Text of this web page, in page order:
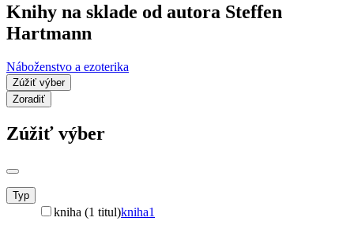
Knihy na sklade od autora Steffen
Hartmann
Náboženstvo a ezoterika
Zúžiť výber
Zoradiť
Zúžiť výber
Typ
kniha (1 titul)kniha1